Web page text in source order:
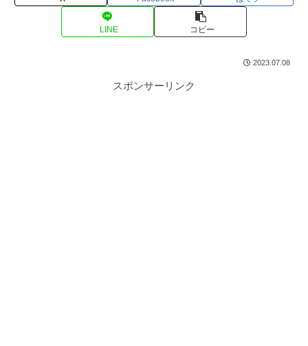
LINE コピー
2023.07.08
スポンサーリンク